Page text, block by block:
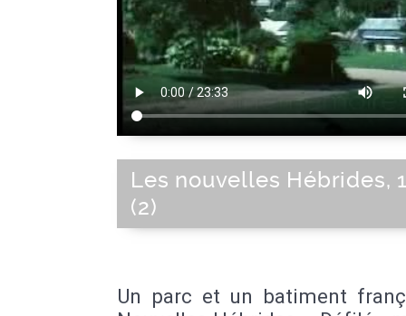
Les nouvelles Hébrides,
(2)
Un parc et un batiment